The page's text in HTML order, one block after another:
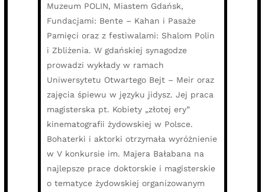
Muzeum POLIN, Miastem Gdańsk,
Fundacjami: Bente – Kahan i Pasaże
Pamięci oraz z festiwalami: Shalom Polin
i Zbliżenia. W gdańskiej synagodze
prowadzi wykłady w ramach
Uniwersytetu Otwartego Bejt – Meir oraz
zajęcia śpiewu w języku jidysz. Jej praca
magisterska pt. Kobiety „złotej ery”
kinematografii żydowskiej w Polsce.
Bohaterki i aktorki otrzymała wyróżnienie
w V konkursie im. Majera Bałabana na
najlepsze prace doktorskie i magisterskie
o tematyce żydowskiej organizowanym